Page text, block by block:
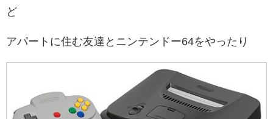
ど
アパートに住む友達とニンテンドー64をやったり